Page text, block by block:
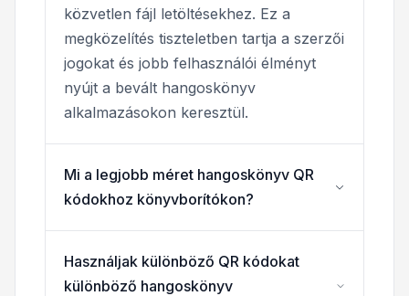
közvetlen fájl letöltésekhez. Ez a
megközelítés tiszteletben tartja a szerzői
jogokat és jobb felhasználói élményt
nyújt a bevált hangoskönyv
alkalmazásokon keresztül.
Mi a legjobb méret hangoskönyv QR
kódokhoz könyvborítókon?
Használjak különböző QR kódokat
különböző hangoskönyv